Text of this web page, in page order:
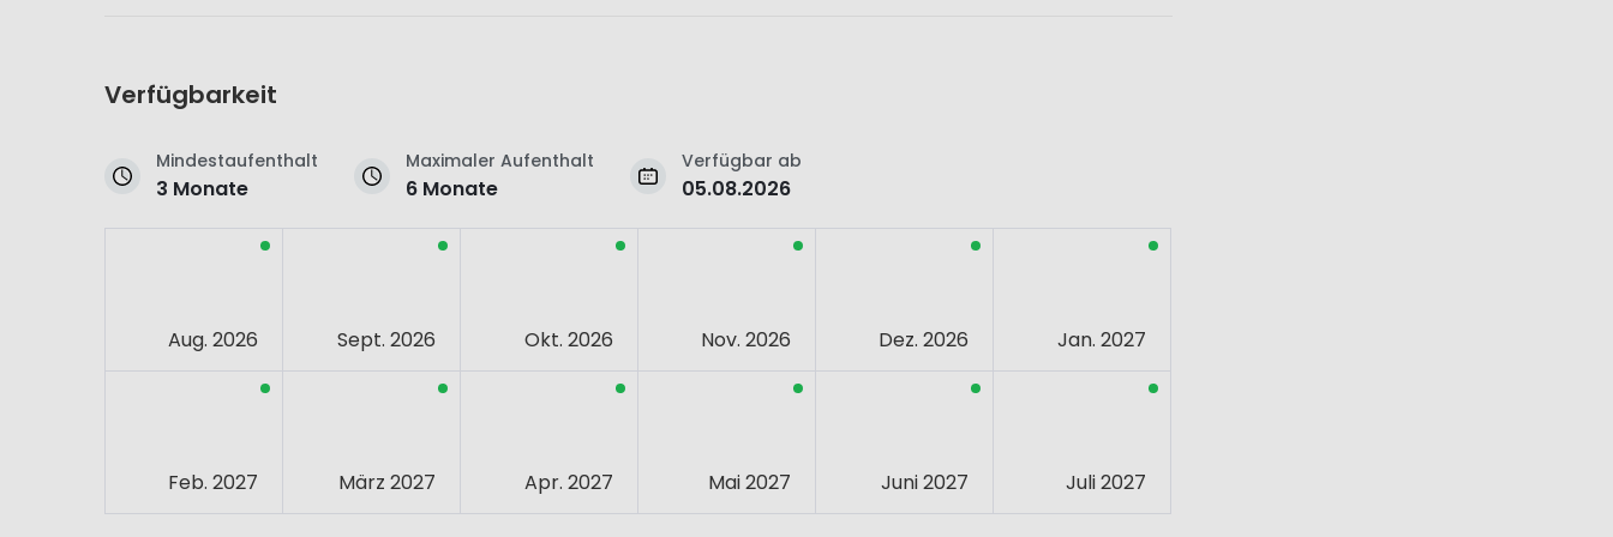
Verfügbarkeit
Mindestaufenthalt
3 Monate
Maximaler Aufenthalt
6 Monate
Verfügbar ab
05.08.2026
Aug. 2026 Sept. 2026 Okt. 2026 Nov. 2026 Dez. 2026 Jan. 2027
Feb. 2027 März 2027 Apr. 2027 Mai 2027 Juni 2027 Juli 2027